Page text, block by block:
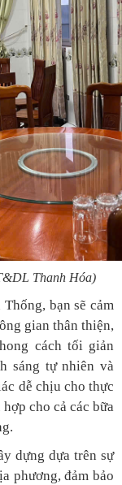
Thanh Hóa)
bạn sẽ cảm
gian thân thiện,
cách tối giản
sáng tự nhiên và
dễ chịu cho thực
cho cả các bữa
dựa trên sự
phương, đảm bảo